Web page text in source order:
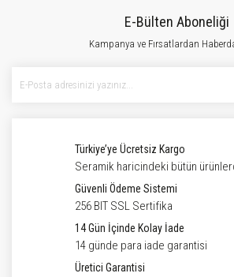
E-Bülten Aboneliği
Kampanya ve Fırsatlardan
Türkiye’ye Ücretsiz Kargo
Seramik haricindeki bütün
Güvenli Ödeme Sistemi
256 BIT SSL Sertifika
14 Gün İçinde Kolay İade
14 günde para iade garantisi
Üretici Garantisi